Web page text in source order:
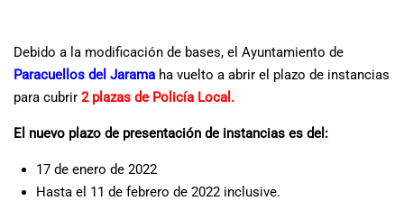
Debido a la modificación de bases, el Ayuntamiento de
Paracuellos del Jarama ha vuelto a abrir el plazo de instancias
para cubrir 2 plazas de Policía Local.
El nuevo plazo de presentación de instancias es del:
17 de enero de 2022
Hasta el 11 de febrero de 2022 inclusive.